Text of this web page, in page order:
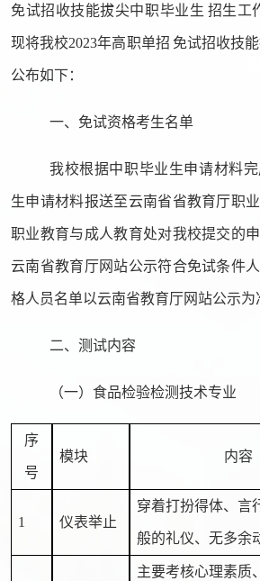
免试招收技能拔尖中职毕业生 招生工
现将我校2023年高职单招 免试招收技
公布如下：
一、免试资格考生名单
我校根据中职毕业生申请材料
生申请材料报送至云南省省教育厅职
职业教育与成人教育处对我校提交的
云南省教育厅网站公示符合免试条件
格人员名单以云南省教育厅网站公示为
二、测试内容
（一）食品检验检测技术专业
序
号
模块 内容
1 仪表举止
穿着打扮得体、言
般的礼仪、无多余
主要考核心理素质